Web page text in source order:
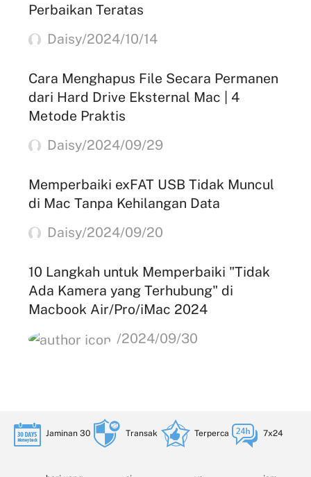
Perbaikan Teratas
Daisy/2024/10/14
Cara Menghapus File Secara Permanen
dari Hard Drive Eksternal Mac | 4
Metode Praktis
Daisy/2024/09/29
Memperbaiki exFAT USB Tidak Muncul
di Mac Tanpa Kehilangan Data
Daisy/2024/09/20
10 Langkah untuk Memperbaiki "Tidak
Ada Kamera yang Terhubung" di
Macbook Air/Pro/iMac 2024
/2024/09/30
Jaminan 30 Transak Terperca 7x24